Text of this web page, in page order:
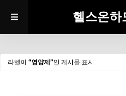
헬스온하
라벨이 영양제 인 게시물 표시